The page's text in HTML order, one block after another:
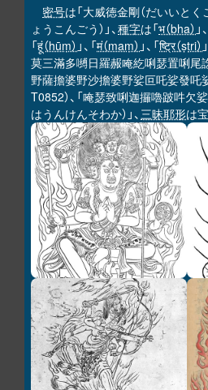
密号は「大威徳金剛（だいいとく
ょうこんごう）」、種字は「भ（bha） 」
「हूं（hūṃ） 」、「मं（maṃ） 」、「ष्ट्रि（ṣṭri）
莫三滿多嚩日羅赧唵紇唎瑟置唎尾
野薩擔婆野沙擔婆野娑叵吒娑發吒
T0852）、「唵瑟致唎迦攞嚕跛吽欠
はうんけんそわか）」、三昧耶形は